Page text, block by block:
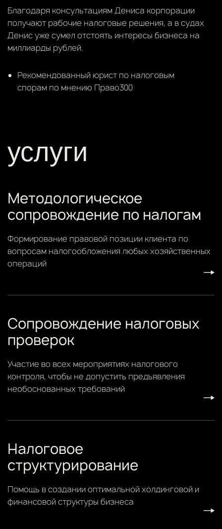
Благодаря консультациям Дениса корпорации
получают рабочие налоговые решения, а в судах
Денис уже сумел отстоять интересы бизнеса на
миллиарды рублей.
Рекомендованный юрист по налоговым
спорам по мнению Право300
услуги
Методологическое
сопровождение по налогам
Формирование правовой позиции клиента по
вопросам налогообложения любых хозяйственных
операций
Сопровождение налоговых
проверок
Участие во всех мероприятиях налогового
контроля, чтобы не допустить предъявления
необоснованных требований
Налоговое
структурирование
Помощь в создании оптимальной холдинговой и
финансовой структуры бизнеса